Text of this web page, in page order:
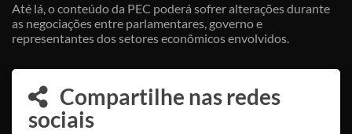
Até lá, o conteúdo da PEC poderá sofrer alterações durante
as negociações entre parlamentares, governo e
representantes dos setores econômicos envolvidos.
Compartilhe nas redes
sociais